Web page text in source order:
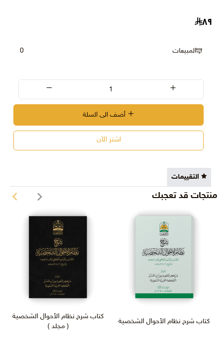
الآن عبر متجرنا بأسعار تنافسية مع شحن سريع لجميع المناطق.
٨٩
المبيعات 0
اشتر الآن
التقييمات
منتجات قد تعجبك
كتاب شرح نظام الأحوال الشخصية
كتاب شرح نظام الأحوال الشخصية
( مجلد )